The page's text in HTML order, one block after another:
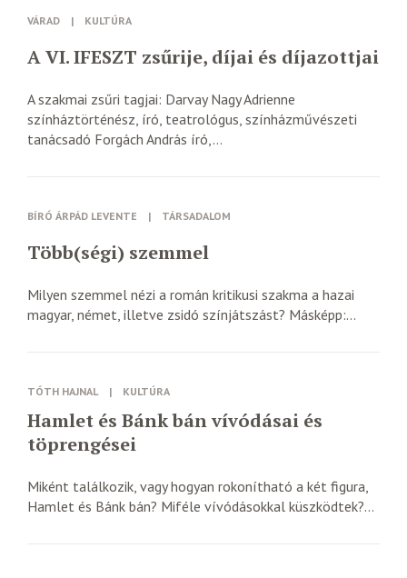
VÁRAD | KULTÚRA
A VI. IFESZT zsűrije, díjai és díjazottjai
A szakmai zsűri tagjai: Darvay Nagy Adrienne
színháztörténész, író, teatrológus, színházművészeti
tanácsadó Forgách András író,...
BÍRÓ ÁRPÁD LEVENTE | TÁRSADALOM
Több(ségi) szemmel
Milyen szemmel nézi a román kritikusi szakma a hazai
magyar, német, illetve zsidó színjátszást? Másképp:...
TÓTH HAJNAL | KULTÚRA
Hamlet és Bánk bán vívódásai és
töprengései
Miként találkozik, vagy hogyan rokonítható a két figura,
Hamlet és Bánk bán? Miféle vívódásokkal küszködtek?...